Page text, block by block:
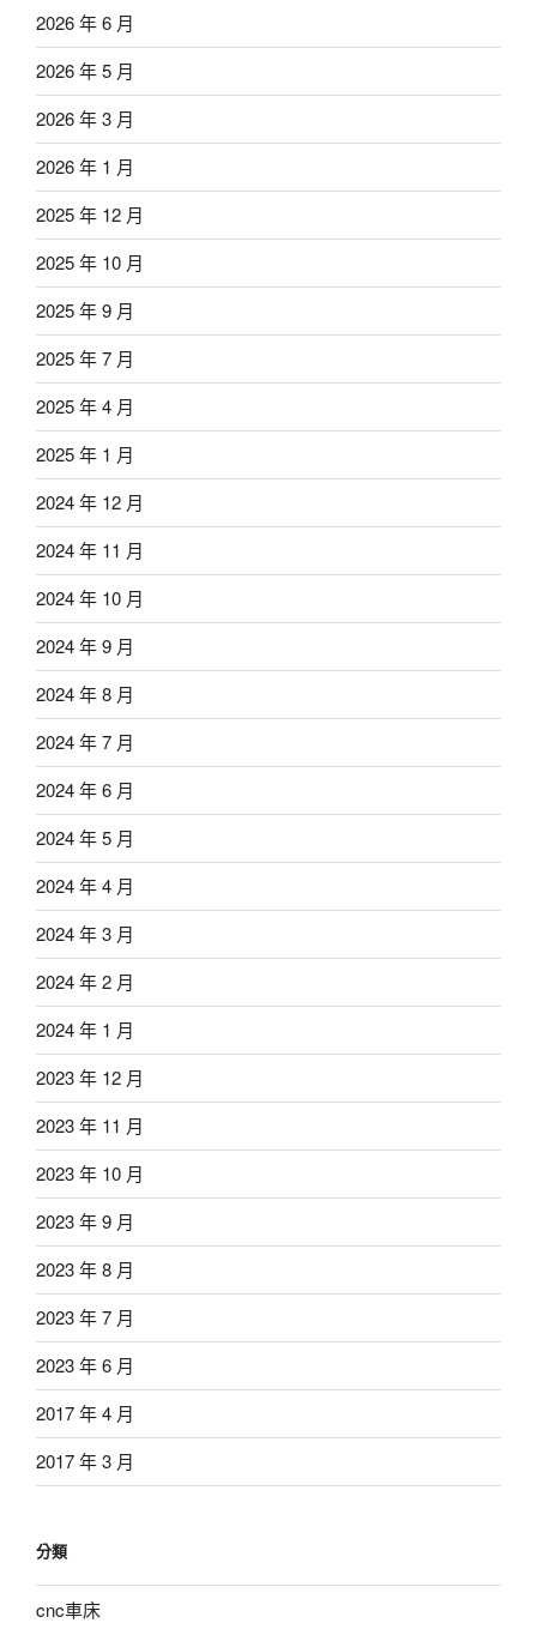
2026 年 6 月
2026 年 5 月
2026 年 3 月
2026 年 1 月
2025 年 12 月
2025 年 10 月
2025 年 9 月
2025 年 7 月
2025 年 4 月
2025 年 1 月
2024 年 12 月
2024 年 11 月
2024 年 10 月
2024 年 9 月
2024 年 8 月
2024 年 7 月
2024 年 6 月
2024 年 5 月
2024 年 4 月
2024 年 3 月
2024 年 2 月
2024 年 1 月
2023 年 12 月
2023 年 11 月
2023 年 10 月
2023 年 9 月
2023 年 8 月
2023 年 7 月
2023 年 6 月
2017 年 4 月
2017 年 3 月
分類
cnc車床